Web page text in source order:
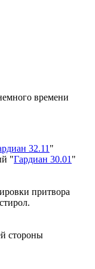
времени
32.11 "
"Гардиан 30.01 "
притвора
стороны